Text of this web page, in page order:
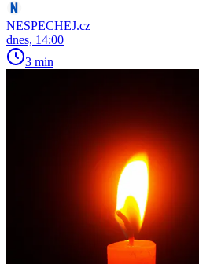
NESPECHEJ.cz
dnes, 14:00
3 min